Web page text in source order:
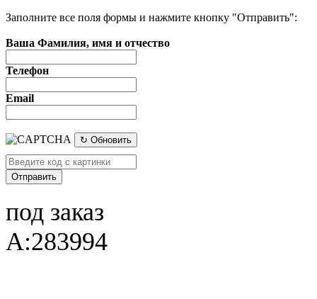
Заполните все поля формы и нажмите кнопку "Отправить":
Ваша Фамилия, имя и отчество
Телефон
Email
↻ Обновить
под заказ
A:283994